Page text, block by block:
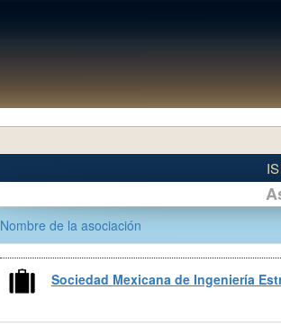
Nombre de la asociación
Sociedad Mexicana de Ingeniería